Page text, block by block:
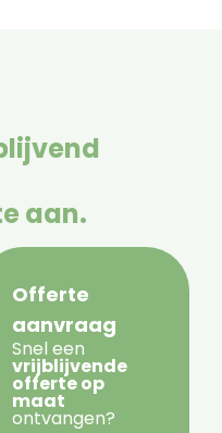
aan.
Offerte
aanvraag
Snel een
vrijblijvende
offerte op
maat
ontvangen?